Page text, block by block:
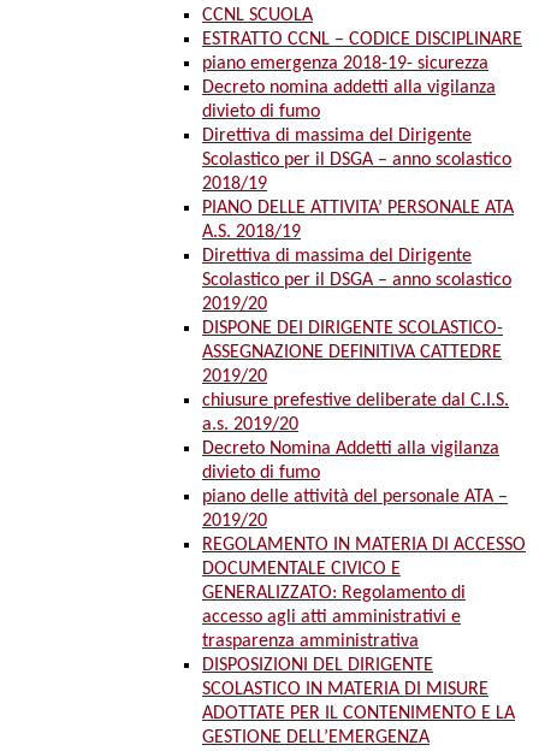
CCNL SCUOLA
ESTRATTO CCNL – CODICE DISCIPLINARE
piano emergenza 2018-19- sicurezza
Decreto nomina addetti alla vigilanza
divieto di fumo
Direttiva di massima del Dirigente
Scolastico per il DSGA – anno scolastico
2018/19
PIANO DELLE ATTIVITA’ PERSONALE ATA
A.S. 2018/19
Direttiva di massima del Dirigente
Scolastico per il DSGA – anno scolastico
2019/20
DISPONE DEI DIRIGENTE SCOLASTICO-
ASSEGNAZIONE DEFINITIVA CATTEDRE
2019/20
chiusure prefestive deliberate dal C.I.S.
a.s. 2019/20
Decreto Nomina Addetti alla vigilanza
divieto di fumo
piano delle attività del personale ATA –
2019/20
REGOLAMENTO IN MATERIA DI ACCESSO
DOCUMENTALE CIVICO E
GENERALIZZATO: Regolamento di
accesso agli atti amministrativi e
trasparenza amministrativa
DISPOSIZIONI DEL DIRIGENTE
SCOLASTICO IN MATERIA DI MISURE
ADOTTATE PER IL CONTENIMENTO E LA
GESTIONE DELL’EMERGENZA